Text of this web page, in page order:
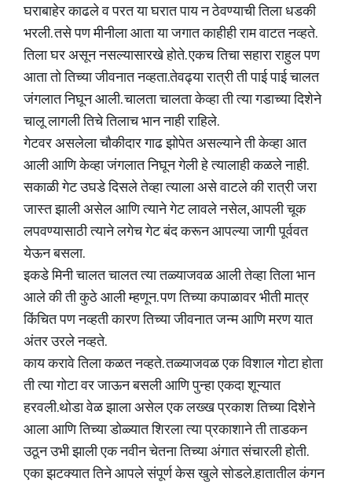
घराबाहेर काढले व परत या घरात पाय न ठेवण्याची तिला धडकी
भरली. तसे पण मीनीला आता या जगात काहीही राम वाटत नव्हते.
तिला घर असून नसल्यासारखे होते. एकच तिचा सहारा राहुल पण
आता तो तिच्या जीवनात नव्हता.तेवढ्या रात्री ती पाई पाई चालत
जंगलात निघून आली. चालता चालता केव्हा ती त्या गडाच्या दिशेने
चालू लागली तिचे तिलाच भान नाही राहिले.
गेटवर असलेला चौकीदार गाढ झोपेत असल्याने ती केव्हा आत
आली आणि केव्हा जंगलात निघून गेली हे त्यालाही कळले नाही.
सकाळी गेट उघडे दिसले तेव्हा त्याला असे वाटले की रात्री जरा
जास्त झाली असेल आणि त्याने गेट लावले नसेल, आपली चूक
लपवण्यासाठी त्याने लगेच गेट बंद करून आपल्या जागी पूर्ववत
येऊन बसला.
इकडे मिनी चालत चालत त्या तळ्याजवळ आली तेव्हा तिला भान
आले की ती कुठे आली म्हणून. पण तिच्या कपाळावर भीती मात्र
किंचित पण नव्हती कारण तिच्या जीवनात जन्म आणि मरण यात
अंतर उरले नव्हते.
काय करावे तिला कळत नव्हते. तळ्याजवळ एक विशाल गोटा होता
ती त्या गोटा वर जाऊन बसली आणि पुन्हा एकदा शून्यात
हरवली.थोडा वेळ झाला असेल एक लख्ख प्रकाश तिच्या दिशेने
आला आणि तिच्या डोळ्यात शिरला त्या प्रकाशाने ती ताडकन
उठून उभी झाली एक नवीन चेतना तिच्या अंगात संचारली होती.
एका झटक्यात तिने आपले संपूर्ण केस खुले सोडले.हातातील कंगन